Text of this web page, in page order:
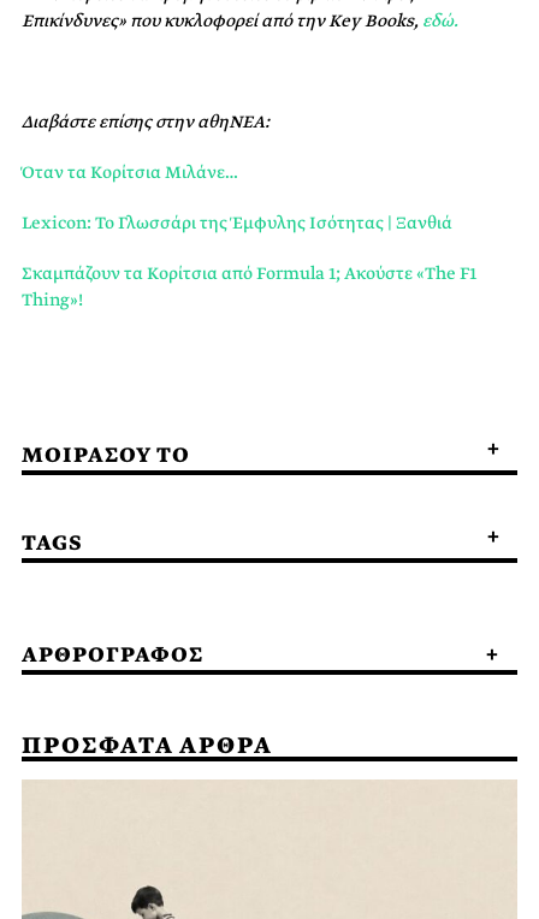
Επικίνδυνες» που κυκλοφορεί από την Key Books, εδώ.
Διαβάστε επίσης στην αθηΝΕΑ:
Όταν τα Κορίτσια Μιλάνε…
Lexicon: Το Γλωσσάρι της Έμφυλης Ισότητας | Ξανθιά
Σκαμπάζουν τα Κορίτσια από Formula 1; Ακούστε «The F1
Thing»!
ΜΟΙΡΑΣΟΥ ΤΟ
TAGS
ΑΡΘΡΟΓΡΑΦΟΣ
ΠΡΟΣΦΑΤΑ ΑΡΘΡΑ